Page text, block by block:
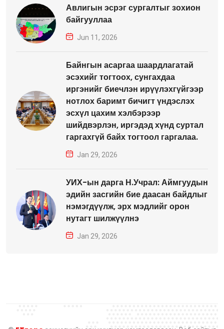
Авлигын эсрэг сургалтыг зохион
байгууллаа
Jun 11, 2026
Байнгын асаргаа шаардлагатай
эсэхийг тогтоох, сунгахдаа
иргэнийг биечлэн ирүүлэхгүйгээр
нотлох баримт бичигт үндэслэх
эсхүл цахим хэлбэрээр
шийдвэрлэн, иргэдэд хүнд суртал
гаргахгүй байх тогтоол гаргалаа.
Jan 29, 2026
УИХ-ын дарга Н.Учрал: Аймгуудын
эдийн засгийн бие даасан байдлыг
нэмэгдүүлж, эрх мэдлийг орон
нутагт шилжүүлнэ
Jan 29, 2026